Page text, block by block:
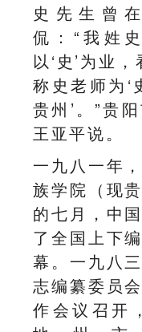
史先生曾
侃：“我姓
以‘史’为业，
称史老师为‘
贵州’。”贵
王亚平说。
一九八一年
族学院（现
的七月，中
了全国上下
幕。一九八
志编纂委员
作会议召开